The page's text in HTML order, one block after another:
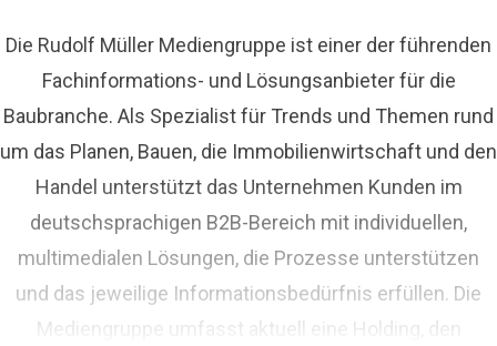
Die Rudolf Müller Mediengruppe ist einer der führenden
Fachinformations- und Lösungsanbieter für die
Baubranche. Als Spezialist für Trends und Themen rund
um das Planen, Bauen, die Immobilienwirtschaft und den
Handel unterstützt das Unternehmen Kunden im
deutschsprachigen B2B-Bereich mit individuellen,
multimedialen Lösungen, die Prozesse unterstützen
und das jeweilige Informationsbedürfnis erfüllen. Die
Mediengruppe umfasst aktuell eine Holding, den